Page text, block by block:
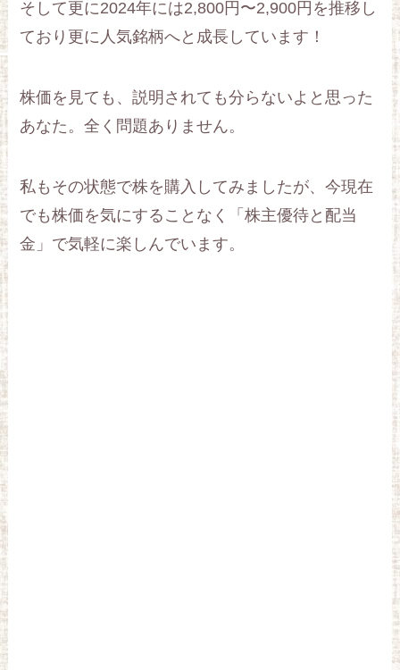
そして更に2024年には2,800円〜2,900円を推移し
ており更に人気銘柄へと成長しています！
株価を見ても、説明されても分らないよと思った
あなた。全く問題ありません。
私もその状態で株を購入してみましたが、今現在
でも株価を気にすることなく「株主優待と配当
金」で気軽に楽しんでいます。